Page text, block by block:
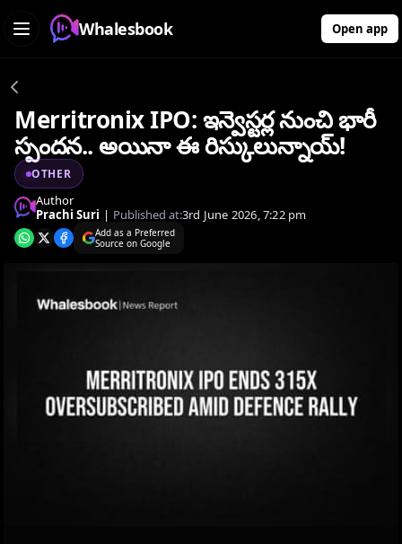
Whalesbook Open app
Merritronix IPO: ఇన్వెస్టర్ల నుంచి భారీ
స్పందన.. అయినా ఈ రిస్కులున్నాయ్!
OTHER
Author
Prachi Suri | Published at:3rd June 2026, 7:22 pm
Add as a Preferred
Source on Google